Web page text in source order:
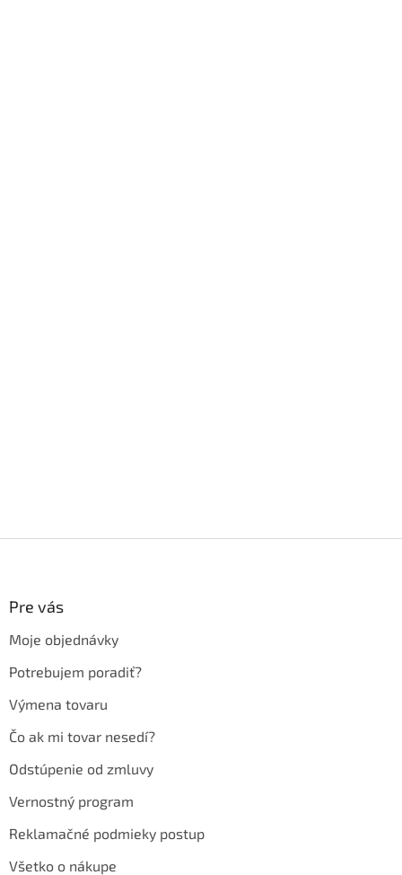
Pre vás
Moje objednávky
Potrebujem poradiť?
Výmena tovaru
Čo ak mi tovar nesedí?
Odstúpenie od zmluvy
Vernostný program
Reklamačné podmieky postup
Všetko o nákupe